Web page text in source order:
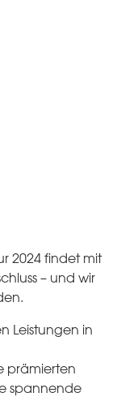
2024 findet mit
– und wir
Leistungen in
prämierten
spannende